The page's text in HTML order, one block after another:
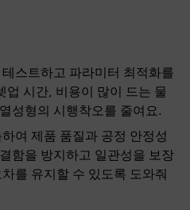
스트하고 파라미터 최적화를
업 시간, 비용이 많이 드는 물
성형의 시행착오를 줄여요.
여 제품 품질과 공정 안정성
함을 방지하고 일관성을 보장
를 유지할 수 있도록 도와줘